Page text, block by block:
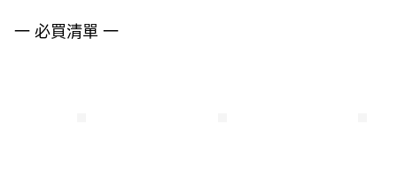
一 必買清單 一